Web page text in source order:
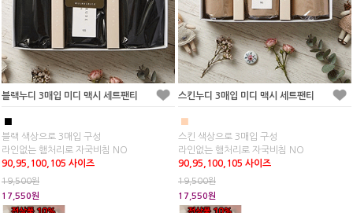
블랙누디 3매입 미디 맥시 세트팬티
■
블랙 색상으로 3매입 구성
라인없는 햄처리로 자국비침 NO
90,95,100,105 사이즈
19,500원
17,550원
스킨누디 3매입 미디 맥시 세트팬티
스킨 색상으로 3매입 구성
라인없는 햄처리로 자국비침 NO
90,95,100,105 사이즈
19,500원
17,550원